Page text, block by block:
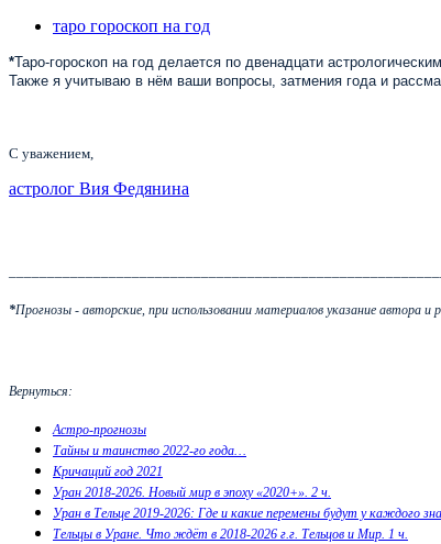
таро гороскоп на год
*Таро-гороскоп на год делается по двенадцати
Также я учитываю в нём ваши вопросы, затмения года и
С уважением,
астролог Вия Федянина
*Прогнозы - авторские, при использовании материалов указание автора
Вернуться:
Астро-прогнозы
Тайны и таинство 2022-го года…
Кричащий год 2021
Уран 2018-2026. Новый мир в эпоху «2020+». 2 ч.
Уран в Тельце 2019-2026: Где и какие перемены будут у каждого
Тельцы в Уране. Что ждёт в 2018-2026 г.г. Тельцов и Мир. 1 ч.